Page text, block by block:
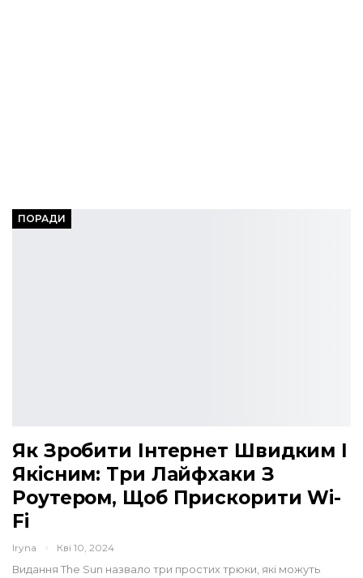
ПОРАДИ
Як Зробити Інтернет Швидким І
Якісним: Три Лайфхаки З
Роутером, Щоб Прискорити Wi-
Fi
Iryna Кві 10, 2024
Видання The Sun назвало три простих трюки, які можуть